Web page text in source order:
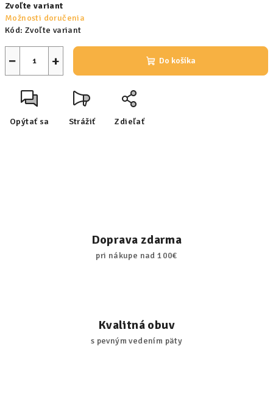
cena:
Zvoľte variant
Možnosti doručenia
Kód: Zvoľte variant
+
− Do košíka
Opýtať sa Strážiť Zdieľať
Doprava zdarma
pri nákupe nad 100€
Kvalitná obuv
s pevným vedením päty